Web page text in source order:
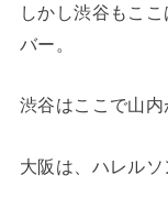
しかし渋谷もこ
バー。
渋谷はここで山内
大阪は、ハレルソ